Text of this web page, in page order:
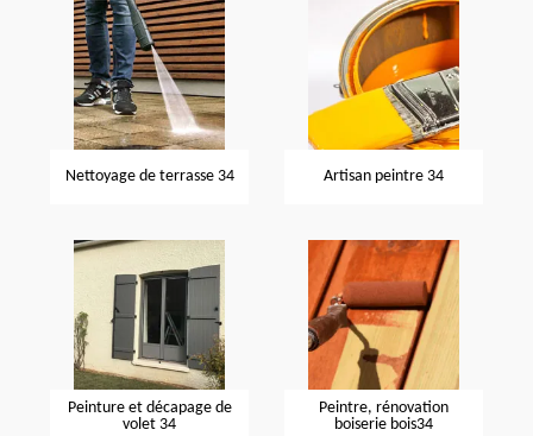
Nettoyage de terrasse 34 Artisan peintre 34
Peinture et décapage de
volet 34
Peintre, rénovation
boiserie bois34